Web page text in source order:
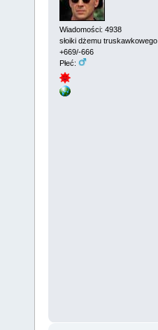
Wiadomości: 4938
słoiki dżemu truskawkowego
+669/-666
Płeć: